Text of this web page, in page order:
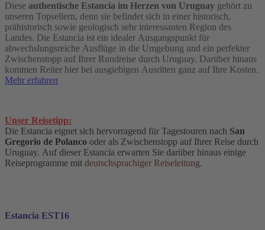
Diese authentische Estancia im Herzen von Uruguay gehört zu
unseren Topsellern, denn sie befindet sich in einer historisch,
prähistorisch sowie geologisch sehr interessanten Region des
Landes. Die Estancia ist ein idealer Ausgangspunkt für
abwechslungsreiche Ausflüge in die Umgebung und ein perfekter
Zwischenstopp auf Ihrer Rundreise durch Uruguay. Darüber hinaus
kommen Reiter hier bei ausgiebigen Ausritten ganz auf Ihre Kosten.
Mehr erfahren
Unser Reisetipp:
Die Estancia eignet sich hervorragend für Tagestouren nach San
Gregorio de Polanco oder als Zwischenstopp auf Ihrer Reise durch
Uruguay. Auf dieser Estancia erwarten Sie darüber hinaus einige
Reiseprogramme mit deutschsprachiger Reiseleitung.
Estancia EST16